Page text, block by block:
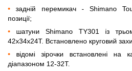
•задній перемикач - Shimano
позиції;
• шатуни Shimano TY301 із
42х34х24Т. Встановлено круговий
• відомі зірочки встановлені на
діапазоном 12-32Т.